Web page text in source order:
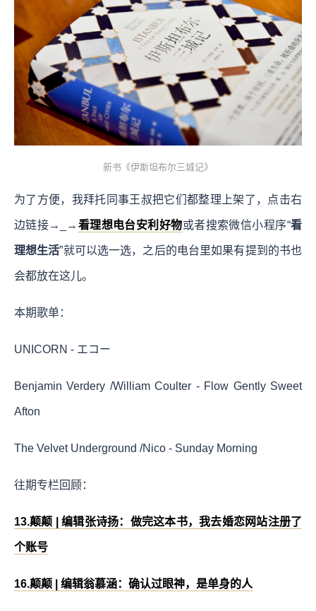
新书《伊斯坦布尔三城记》
为了方便，我拜托同事王叔把它们都整理上架了，点击右
边链接→_→ 看理想电台安利好物或者搜索微信小程序“看
理想生活”就可以选一选，之后的电台里如果有提到的书也
会都放在这儿。
本期歌单：
UNICORN - エコー
Benjamin Verdery /William Coulter - Flow Gently Sweet
Afton
The Velvet Underground /Nico - Sunday Morning
往期专栏回顾：
13.颠颠 | 编辑张诗扬：做完这本书，我去婚恋网站注册了
个账号
16.颠颠 | 编辑翁慕涵：确认过眼神，是单身的人